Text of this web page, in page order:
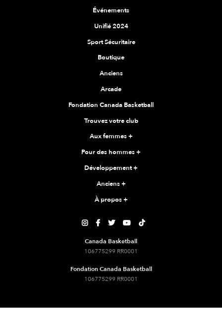
Événements
Unifié 2024
Sport Sécuritaire
Boutique
Anciens
Arcade
Fondation Canada Basketball
Trouvez votre club
Aux femmes+
Pour des hommes+
Développement+
Anciens+
À propos+
    
Canada Basketball
106775299 RR0001
Fondation Canada Basketball
106775299 RR0001